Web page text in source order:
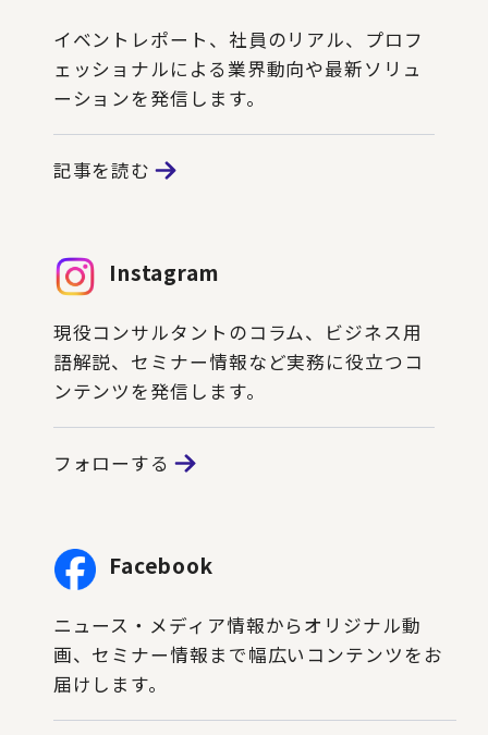
イベントレポート、社員のリアル、プロフ
ェッショナルによる業界動向や最新ソリュ
ーションを発信します。
記事を読む
Instagram
現役コンサルタントのコラム、ビジネス用
語解説、セミナー情報など実務に役立つコ
ンテンツを発信します。
フォローする
Facebook
ニュース・メディア情報からオリジナル動
画、セミナー情報まで幅広いコンテンツをお
届けします。